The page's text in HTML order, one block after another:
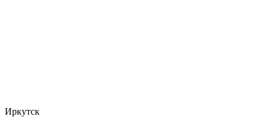
Иркутск